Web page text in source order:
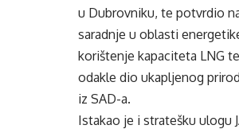
u Dubrovniku, te potvrdio
saradnje u oblasti
korištenje kapaciteta LNG
odakle dio ukapljenog
iz SAD-a.
Istakao je i stratešku ulogu